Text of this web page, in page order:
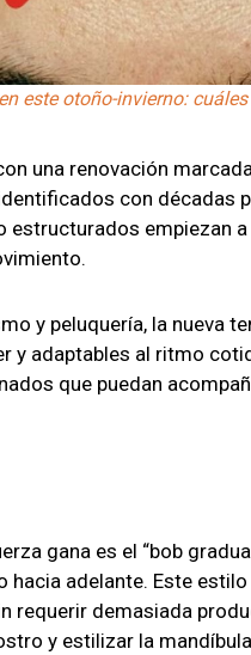
este otoño-invierno:
una renovación
con décadas
estructurados empiezan
y peluquería, la nueva
y adaptables al ritmo
que puedan
gana es el “bob
hacia adelante. Este
requerir demasiada
y estilizar la